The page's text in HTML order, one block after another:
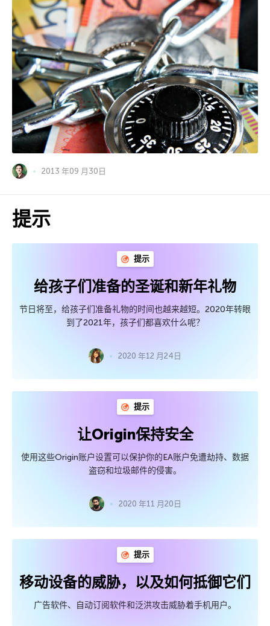
2013 年09 月30日
提示
提示
给孩子们准备的圣诞和新年礼物
节日将至，给孩子们准备礼物的时间也越来越短。2020年转眼
到了2021年，孩子们都喜欢什么呢？
2020 年12 月24日
提示
让Origin保持安全
使用这些Origin账户设置可以保护你的EA账户免遭劫持、数据
盗窃和垃圾邮件的侵害。
2020 年11 月20日
提示
移动设备的威胁，以及如何抵御它们
广告软件、自动订阅软件和泛洪攻击威胁着手机用户。